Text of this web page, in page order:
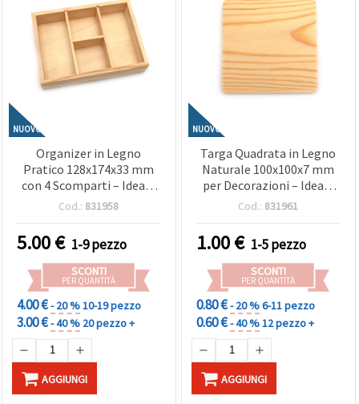
NUOVO
Organizer in Legno
Pratico 128x174x33 mm
con 4 Scomparti – Ideale
per Contenitori,
e Materiali per Hobby
Creativi & Artigianato
Cod.: 831958
5.00€ 1-9 pezzo
SCONTI
PER QUANTITÀ
4.00 €- 20 %10-19 pezzo
3.00 €- 40 % 20 pezzo +
AGGIUNGI
NUOVO
Targa Quadrata in Legno
Naturale 100x100x7 mm
per Decorazioni – Ideale
per Pittura, Fai da Te,
Creazioni Artigianali
Cod.: 831961
1.00€ 1-5 pezzo
SCONTI
PER QUANTITÀ
0.80 €- 20 %6-11 pezzo
0.60 €- 40 %12 pezzo +
AGGIUNGI